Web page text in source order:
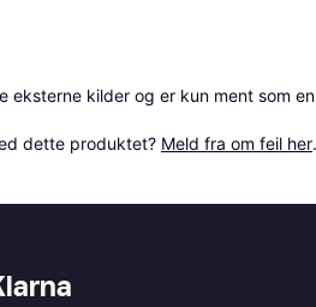
eksterne kilder og er kun ment som
dette produktet? Meld fra om feil her.